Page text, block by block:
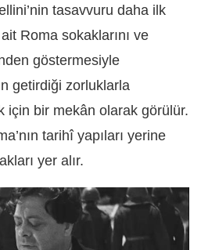
tasavvuru daha ilk
Roma sokaklarını ve
göstermesiyle
getirdiği zorluklarla
için bir mekân olarak görülür.
tarihî yapıları yerine
yer alır.